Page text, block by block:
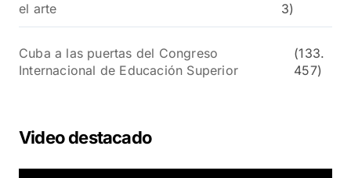
el arte
3)
Cuba a las puertas del Congreso
Internacional de Educación Superior
(133.
457)
Video destacado